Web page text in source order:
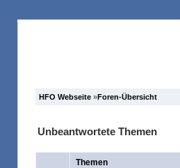
HFO Webseite »Foren-Übersicht
Unbeantwortete Themen
Themen